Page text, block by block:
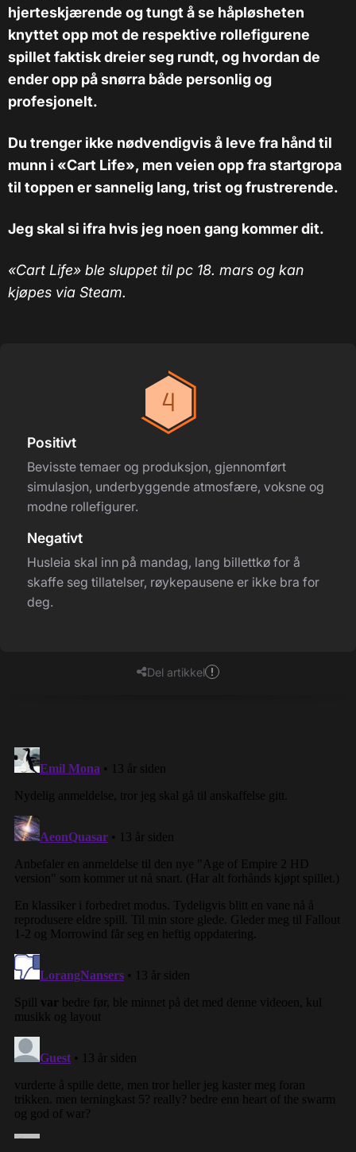
hjerteskjærende og tungt å se håpløsheten
knyttet opp mot de respektive rollefigurene
spillet faktisk dreier seg rundt, og hvordan de
ender opp på snørra både personlig og
profesjonelt.
Du trenger ikke nødvendigvis å leve fra hånd til
munn i «Cart Life», men veien opp fra startgropa
til toppen er sannelig lang, trist og frustrerende.
Jeg skal si ifra hvis jeg noen gang kommer dit.
«Cart Life» ble sluppet til pc 18. mars og kan
kjøpes via Steam.
Positivt
Bevisste temaer og produksjon, gjennomført
simulasjon, underbyggende atmosfære, voksne og
modne rollefigurer.
Negativt
Husleia skal inn på mandag, lang billettkø for å
skaffe seg tillatelser, røykepausene er ikke bra for
deg.
Del artikkel